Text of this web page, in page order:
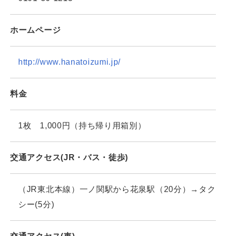
ホームページ
http://www.hanatoizumi.jp/
料金
1枚 1,000円（持ち帰り用箱別）
交通アクセス(JR・バス・徒歩)
（JR東北本線）一ノ関駅から花泉駅（20分）→タク
シー(5分)